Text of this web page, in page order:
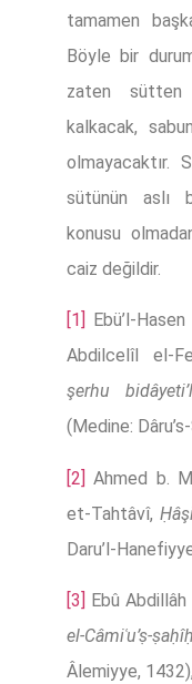
tamamen
Böyle bir
zaten sütten
kalkacak,
olmayacaktır.
sütünün aslı
konusu
caiz değildir.
[1] Ebü’l-
Abdilcelîl el-
şerhu
(Medine:
[2] Ahmed b.
et-Tahtâvî,
Daru’l-
[3] Ebû
el-Câmiʿu’ṣ-ṣaḥîḥ
Âlemiyye,